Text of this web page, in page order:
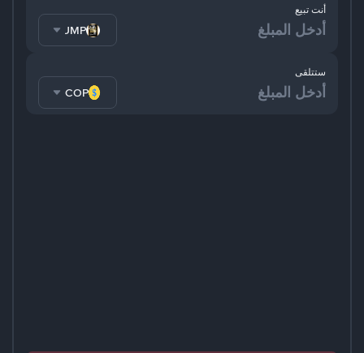
ستتلقى
COP
أنت تبيع
TRUMP